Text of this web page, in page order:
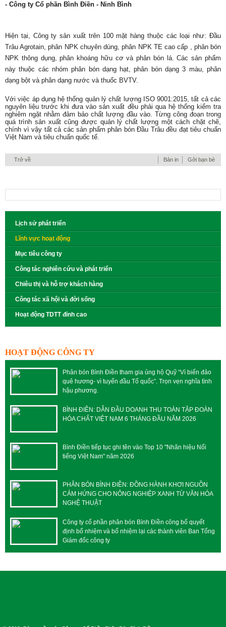
- Công ty Cổ phần Bình Điền - Ninh Bình
Hiện tại, Công ty sản xuất trên 100 mặt hàng thuộc các loại như: Đầu
Trâu Agrotain, phân NPK chuyên dùng, phân NPK TE cao cấp , phân bón
NPK thông dụng, phân khoáng hữu cơ và phân bón lá. Các sản phẩm
này thuộc các nhóm phân bón dạng hạt, phân bón dạng 3 màu, phân
dạng bột và phân dạng nước và thuốc BVTV.
Với việc áp dụng hệ thống quản lý chất lượng ISO 9001:2015, tất cả các
nguyên liệu trước khi đưa vào sản xuất đều phải qua hệ thống kiểm tra
nghiêm ngặt nhằm đảm bảo chất lượng đầu vào. Từng công đoạn trong
quá trình sản xuất cũng được quản lý chất lượng một cách chặt chẽ,
chính vì vậy tất cả các sản phẩm phân bón Đầu Trâu đều đạt tiêu chuẩn
Việt Nam và tiêu chuẩn quốc tế.
Trở về Gởi bạn bè
Bản in
Lịch sử phát triển
Lĩnh vực hoạt động
Mục tiêu công ty
Công tác nghiên cứu và phát triển
Chiêu thị và hỗ trợ khách hàng
Công tác xã hội và đời sống
Hoạt động TDTT đỉnh cao
HOẠT ĐỘNG CÔNG TY
Phân bón Bình Điền tham gia ủng hộ Quỹ “Vì biển đảo
quê hương- vì tuyến đầu Tổ quốc”. Trọn vẹn nghĩa tình
hậu phương.
BÌNH ĐIỀN: DẪN ĐẦU DOANH THU TOÀN TẬP ĐOÀN
HÓA CHẤT VIỆT NAM 6 THÁNG ĐẦU NĂM 2026
Bình Điền tiếp tục ghi tên vào Top 10 "Nhãn hiệu Nổi
tiếng Việt Nam" năm 2026
PHÂN BÓN BÌNH ĐIỀN: ĐỒNG HÀNH KHƠI NGUỒN
CẢM HỨNG CHO NÔNG NGHIỆP XANH TỪ VĂN HÓA
NGHỆ THUẬT
Công ty cổ phần phân bón Bình Điền công bố quyết
định bổ nhiệm và bổ nhiệm lại các thành viên Ban Tổng
Giám đốc công ty